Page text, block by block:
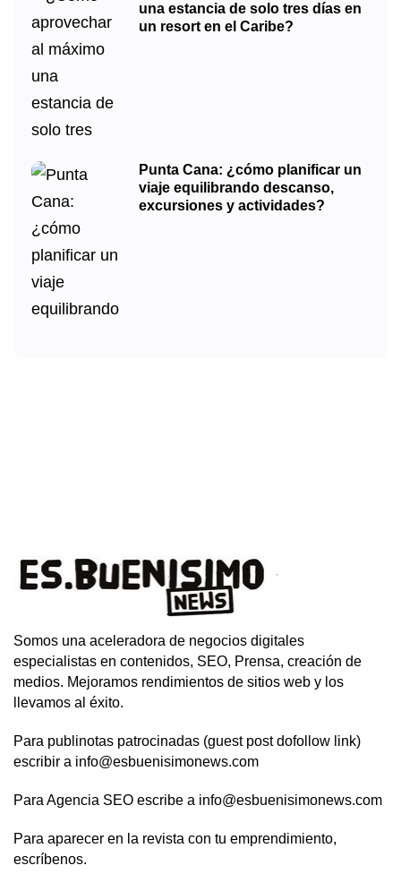
una estancia de solo tres días en
un resort en el Caribe?
Punta Cana: ¿cómo planificar un
viaje equilibrando descanso,
excursiones y actividades?
Somos una aceleradora de negocios digitales
especialistas en contenidos, SEO, Prensa, creación de
medios. Mejoramos rendimientos de sitios web y los
llevamos al éxito.
Para publinotas patrocinadas (guest post dofollow link)
escribir a info@esbuenisimonews.com
Para Agencia SEO escribe a info@esbuenisimonews.com
Para aparecer en la revista con tu emprendimiento,
escríbenos.